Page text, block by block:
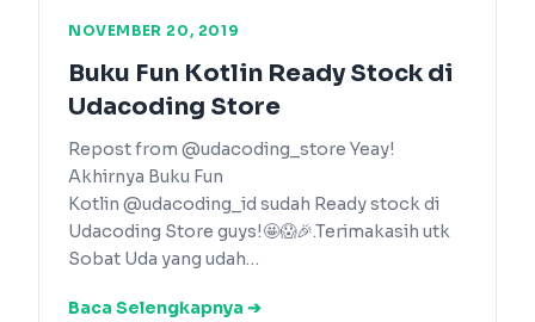
NOVEMBER 20, 2019
Buku Fun Kotlin Ready Stock di
Udacoding Store
Repost from @udacoding_store Yeay!
Akhirnya Buku Fun
Kotlin @udacoding_id sudah Ready stock di
Udacoding Store guys!🤩😱🎉.Terimakasih utk
Sobat Uda yang udah…
Baca Selengkapnya ➔